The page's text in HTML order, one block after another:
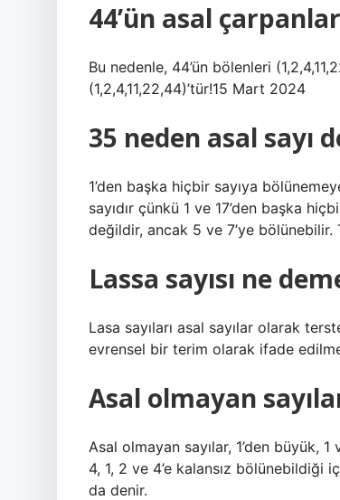
44’ün asal
Bu nedenle, 44’ün bölenleri
(1,2,4,11,22,44)’tür!15 Mart 2024
35 neden asal sayı
1’den başka hiçbir sayıya
sayıdır çünkü 1 ve 17’den başka
değildir, ancak 5 ve 7’ye bölünebilir.
Lassa sayısı ne
Lasa sayıları asal sayılar olarak
evrensel bir terim olarak ifade
Asal olmayan
Asal olmayan sayılar, 1’den büyük,
4, 1, 2 ve 4’e kalansız bölünebildiği
da denir.